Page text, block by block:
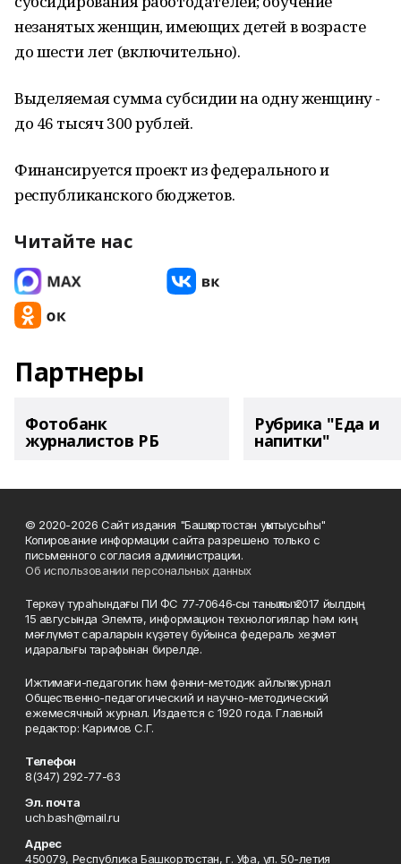
незанятых женщин, имеющих детей в возрасте
до шести лет (включительно).
Выделяемая сумма субсидии на одну женщину -
до 46 тысяч 300 рублей.
Финансируется проект из федерального и
республиканского бюджетов.
Читайте нас
Партнеры
Фотобанк
журналистов РБ
Рубрика "Еда и
напитки"
© 2020-2026 Сайт издания "Башҡортостан уҡытыусыһы"
Копирование информации сайта разрешено только с
письменного согласия администрации.
Об использовании персональных данных
Теркәү тураһындағы ПИ ФС 77‑70646‑сы таныҡлыҡ 2017 йылдың
15 авгусында Элемтә, информацион технологиялар һәм киң
мәғлүмәт сараларын күҙәтеү буйынса федераль хеҙмәт
идаралығы тарафынан бирелде.
Ижтимағи-педагогик һәм фәнни-методик айлыҡ журнал
Общественно-педагогический и научно-методический
ежемесячный журнал. Издается с 1920 года. Главный
редактор: Каримов С.Г.
Телефон
8(347) 292-77-63
Эл. почта
uch.bash@mail.ru
Адрес
450079, Республика Башкортостан, г. Уфа, ул. 50-летия